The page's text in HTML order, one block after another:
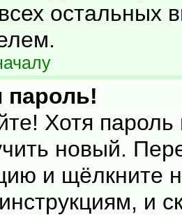
остальных
пароль!
Хотя
новый.
и щёлкните
и